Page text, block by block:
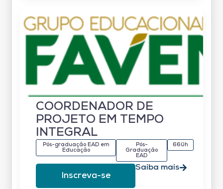
COORDENADOR DE
PROJETO EM TEMPO
INTEGRAL
Pós-graduação EAD em
Educação
Pós-
Graduação
EAD
660h
Inscreva-se
Saiba mais